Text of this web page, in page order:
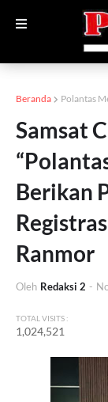
Beranda Polantas
Samsat
Berikan
Ranmor
Oleh Redaksi 2 -
TOTAL VISITS :
1,024,521